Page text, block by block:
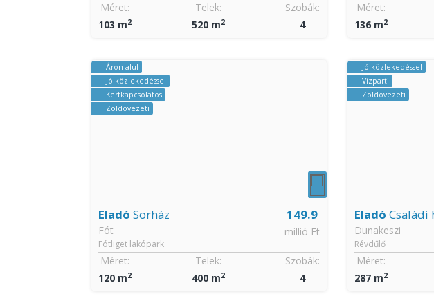
Szobák:
4 + 1
Méret:
136 m2
Telek:
400 m2
Jó közlekedéssel
Vízparti
Zöldövezeti
269.9
millió Ft
Eladó Családi ház
Dunakeszi
Révdűlő
Szobák:
4 + 2
Méret:
287 m2
Telek:
774 m2
Méret:
172 m2
CSOK igényelhető
Jó közlekedéssel
Kertkapcsolatos
Eladó Ikerház
Kistarcsa
Zsófialiget
Méret:
136 m2